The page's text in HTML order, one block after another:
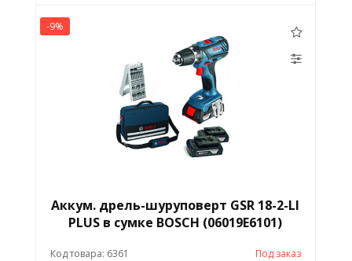
-9%
Аккум. дрель-шуруповерт GSR 18-2-LI
PLUS в сумке BOSCH (06019Е6101)
Код товара: 6361 Под заказ